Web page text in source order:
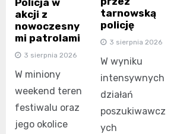
akcji z
nowoczesny
mi patrolami
3 sierpnia 2026
W miniony
weekend teren
festiwalu oraz
jego okolice
tarnowską
policję
3 sierpnia 2026
W wyniku
intensywnych
działań
poszukiwawcz
ych